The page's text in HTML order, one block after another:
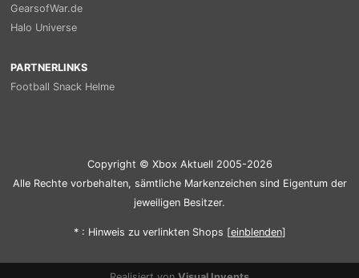
GearsofWar.de
Halo Universe
PARTNERLINKS
Football Snack Helme
Copyright © Xbox Aktuell 2005-2026
Alle Rechte vorbehalten, sämtliche Markenzeichen sind Eigentum der
jeweiligen Besitzer.
* : Hinweis zu verlinkten Shops [einblenden]